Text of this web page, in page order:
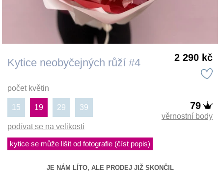
Kytice neobyčejných růží #4 2 290 kč
počet květin
15 19 29 39
podívat se na velikosti
79
věrnostní body
kytice se může lišit od fotografie (číst popis)
JE NÁM LÍTO, ALE PRODEJ JIŽ SKONČIL